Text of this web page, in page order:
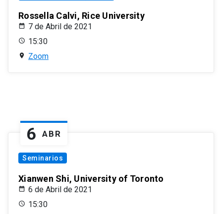
Rossella Calvi, Rice University
7 de Abril de 2021
15:30
Zoom
6 ABR
Seminarios
Xianwen Shi, University of Toronto
6 de Abril de 2021
15:30